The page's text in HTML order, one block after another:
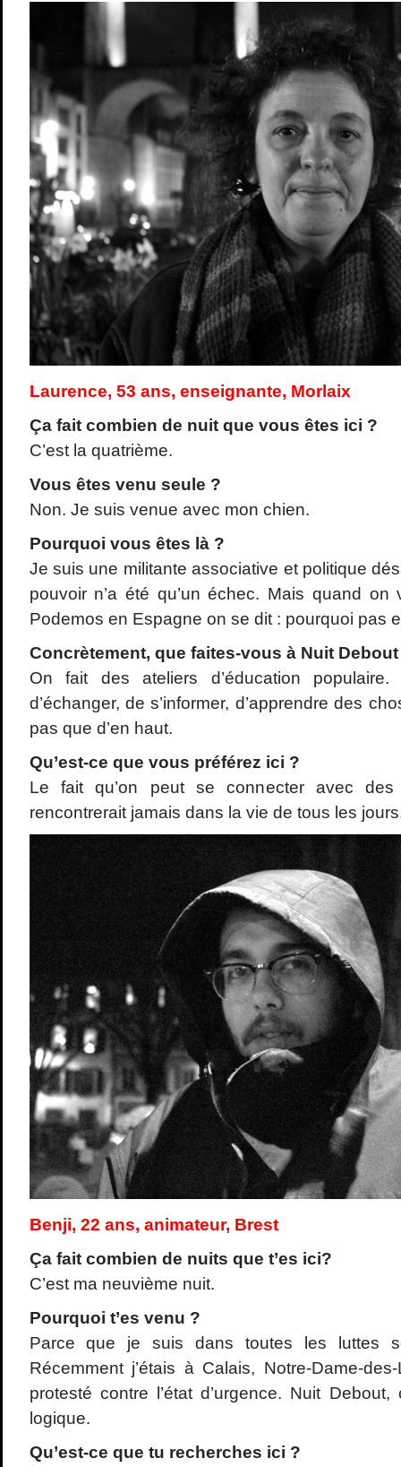
Laurence, 53 ans, enseignante, Morlaix
Ça fait combien de nuit que vous êtes ici ?
C’est la quatrième.
Vous êtes venu seule ?
Non. Je suis venue avec mon chien.
Pourquoi vous êtes l à ?
Je suis une militante associative et politique
pouvoir n’a été qu’un échec. Mais quand on
Podemos en Espagne on se dit : pourquoi pas
Concrètement, que faites-vous à Nuit
On fait des ateliers d’éducation
d’échanger, de s’informer, d’apprendre des
pas que d’en haut.
Qu’est-ce que vous préférez ici ?
Le fait qu’on peut se connecter avec des
rencontrerait jamais dans la vie de tous les
Benji, 22 ans, animateur, Brest
Ça fait combien de nuits que t’es ici?
C’est ma neuvième nuit.
Pourquoi t’es venu ?
Parce que je suis dans toutes les luttes
Récemment j’étais à Calais, Notre-Dame-
protesté contre l’état d’urgence. Nuit
logique.
Qu’est-ce que tu recherches ici ?